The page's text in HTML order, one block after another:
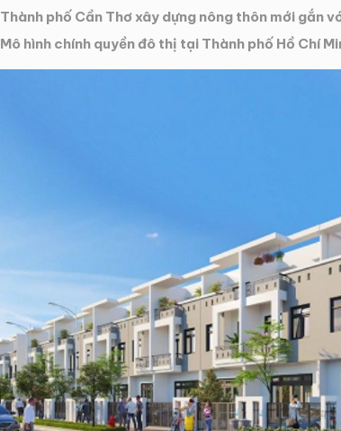
Thành phố Cần Thơ xây dựng nông thôn mới gắn
Mô hình chính quyền đô thị tại Thành phố Hồ Chí